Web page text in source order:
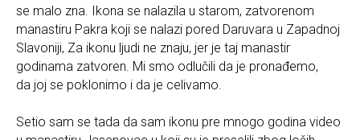
se malo zna. Ikona se nalazila u starom, zatvorenom
manastiru Pakra koji se nalazi pored Daruvara u Zapadnoj
Slavoniji, Za ikonu ljudi ne znaju, jer je taj manastir
godinama zatvoren. Mi smo odlučili da je pronađemo,
da joj se poklonimo i da je celivamo.
Setio sam se tada da sam ikonu pre mnogo godina video